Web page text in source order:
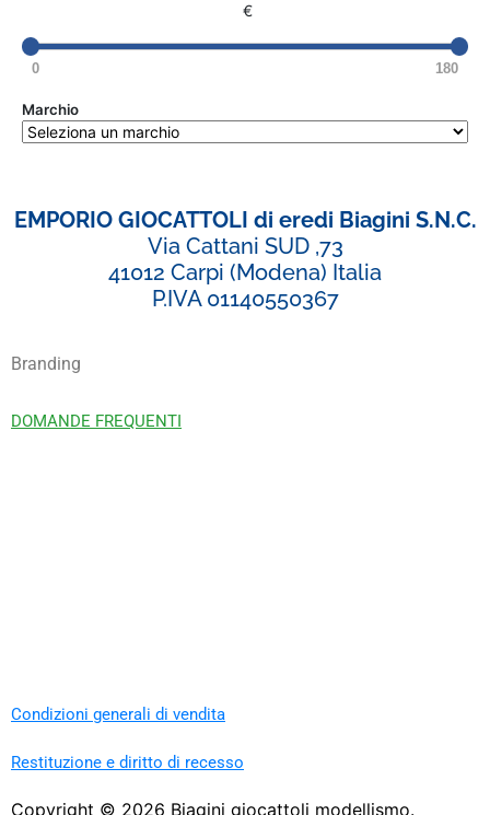
€
0 180
Marchio
EMPORIO GIOCATTOLI di eredi Biagini S.N.C.
Via Cattani SUD ,73
41012 Carpi (Modena) Italia
P.IVA 01140550367
Branding
DOMANDE FREQUENTI
Condizioni generali di vendita
Restituzione e diritto di recesso
Copyright © 2026 Biagini giocattoli modellismo.